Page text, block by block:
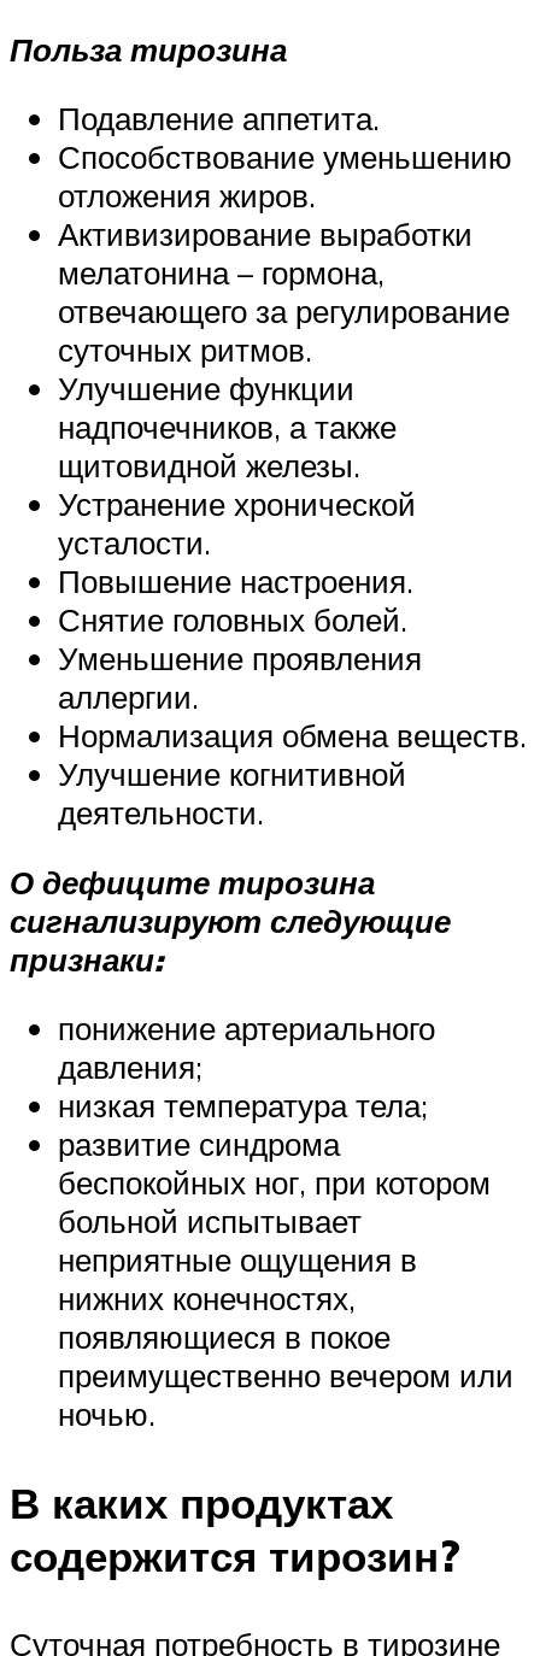
Польза тирозина
Подавление аппетита.
Способствование уменьшению
отложения жиров.
Активизирование выработки
мелатонина – гормона,
отвечающего за регулирование
суточных ритмов.
Улучшение функции
надпочечников, а также
щитовидной железы.
Устранение хронической
усталости.
Повышение настроения.
Снятие головных болей.
Уменьшение проявления
аллергии.
Нормализация обмена веществ.
Улучшение когнитивной
деятельности.
О дефиците тирозина
сигнализируют следующие
признаки:
понижение артериального
давления;
низкая температура тела;
развитие синдрома
беспокойных ног, при котором
больной испытывает
неприятные ощущения в
нижних конечностях,
появляющиеся в покое
преимущественно вечером или
ночью.
В каких продуктах
содержится тирозин?
Суточная потребность в тирозине